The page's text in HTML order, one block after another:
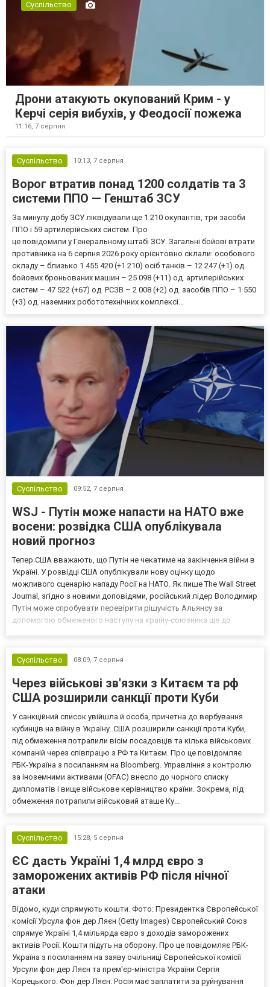
Суспільство
Дрони атакують окупований Крим - у
Керчі серія вибухів, у Феодосії пожежа
11:16, 7 серпня
Суспільство 10:13, 7 серпня
Ворог втратив понад 1200 солдатів та 3
системи ППО — Генштаб ЗСУ
За минулу добу ЗСУ ліквідували ще 1 210 окупантів, три засоби
ППО і 59 артилерійських систем. Про
це повідомили у Генеральному штабі ЗСУ. Загальні бойові втрати
противника на 6 серпня 2026 року орієнтовно склали: особового
складу – близько 1 455 420 (+1 210) осіб танків – 12 247 (+1) од.
бойових броньованих машин – 25 098 (+11) од. артилерійських
систем – 47 522 (+67) од. РСЗВ – 2 008 (+2) од. засобів ППО – 1 550
(+3) од. наземних робототехнічних комплексі...
Суспільство 09:52, 7 серпня
WSJ - Путін може напасти на НАТО вже
восени: розвідка США опублікувала
новий прогноз
Тепер США вважають, що Путін не чекатиме на закінчення війни в
Україні. У розвідці США опублікували нову оцінку щодо
можливого сценарію нападу Росії на НАТО. Як пише The Wall Street
Journal, згідно з новими доповідями, російський лідер Володимир
Путін може спробувати перевірити рішучість Альянсу за
допомогою обмеженого наступу на країну-союзника ще до
Суспільство
08:09, 7 серпня
Через військові зв'язки з Китаєм та рф
США розширили санкції проти Куби
У санкційний список увійшла й особа, причетна до вербування
кубинців на війну в Україну. США розширили санкції проти Куби,
під обмеження потрапили вісім посадовців та кілька військових
компаній через співпрацю з РФ та Китаєм. Про це повідомляє
РБК-Україна з посиланням на Bloomberg. Управління з контролю
за іноземними активами (OFAC) внесло до чорного списку
дипломатів і вище військове керівництво країни. Зокрема, під
обмеження потрапили військовий аташе Ку...
Суспільство 15:28, 5 серпня
ЄС дасть Україні 1,4 млрд євро з
заморожених активів РФ після нічної
атаки
Відомо, куди спрямують кошти. Фото: Президентка Європейської
комісії Урсула фон дер Ляєн (Getty Images) Європейський Союз
спрямує Україні 1,4 мільярда євро з доходів заморожених
активів Росії. Кошти підуть на оборону. Про це повідомляє РБК-
Україна з посиланням на заяву очільниці Європейської комісії
Урсули фон дер Ляєн та прем'єр-міністра України Сергія
Корецького. Фон дер Ляєн: Росія має заплатити за руйнування